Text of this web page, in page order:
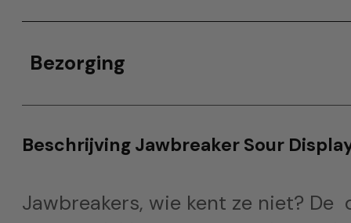
Bezorging
Beschrijving Jawbreaker Sour
Jawbreakers, wie kent ze niet?